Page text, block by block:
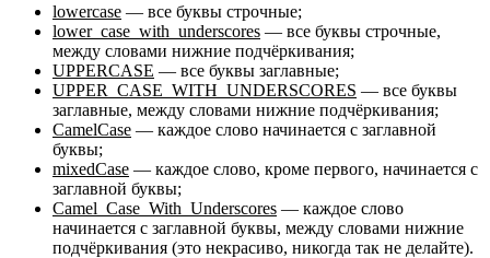
lowercase — все буквы строчные;
lower_case_with_underscores — все буквы строчные,
между словами нижние подчёркивания;
UPPERCASE — все буквы заглавные;
UPPER_CASE_WITH_UNDERSCORES — все буквы
заглавные, между словами нижние подчёркивания;
CamelCase — каждое слово начинается с заглавной
буквы;
mixedCase — каждое слово, кроме первого, начинается с
заглавной буквы;
Camel_Case_With_Underscores — каждое слово
начинается с заглавной буквы, между словами нижние
подчёркивания (это некрасиво, никогда так не делайте).